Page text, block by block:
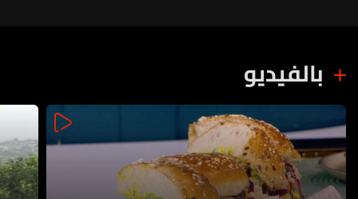
بالفيديو